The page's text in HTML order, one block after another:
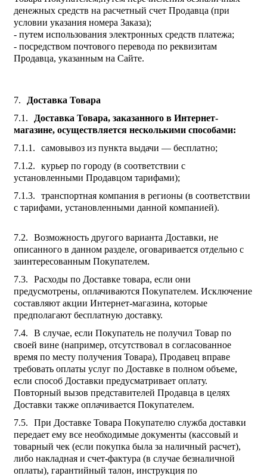
денежных средств на расчетный счет Продавца (при
условии указания номера Заказа);
- путем использования электронных средств платежа;
- посредством почтового перевода по реквизитам
Продавца, указанным на Сайте.
Доставка Товара
Доставка Товара, заказанного в Интернет-
магазине, осуществляется несколькими способами:
самовывоз из пункта выдачи — бесплатно;
курьер по городу (в соответствии с
установленными Продавцом тарифами);
транспортная компания в регионы (в соответствии
с тарифами, установленными данной компанией).
Возможность другого варианта Доставки, не
описанного в данном разделе, оговаривается отдельно с
заинтересованным Покупателем.
Расходы по Доставке товара, если они
предусмотрены, оплачиваются Покупателем. Исключение
составляют акции Интернет-магазина, которые
предполагают бесплатную доставку.
В случае, если Покупатель не получил Товар по
своей вине (например, отсутствовал в согласованное
время по месту получения Товара), Продавец вправе
требовать оплаты услуг по Доставке в полном объеме,
если способ Доставки предусматривает оплату.
Повторный вызов представителей Продавца в целях
Доставки также оплачивается Покупателем.
При Доставке Товара Покупателю служба доставки
передает ему все необходимые документы (кассовый и
товарный чек (если покупка была за наличный расчет),
либо накладная и счет-фактура (в случае безналичной
оплаты), гарантийный талон, инструкция по